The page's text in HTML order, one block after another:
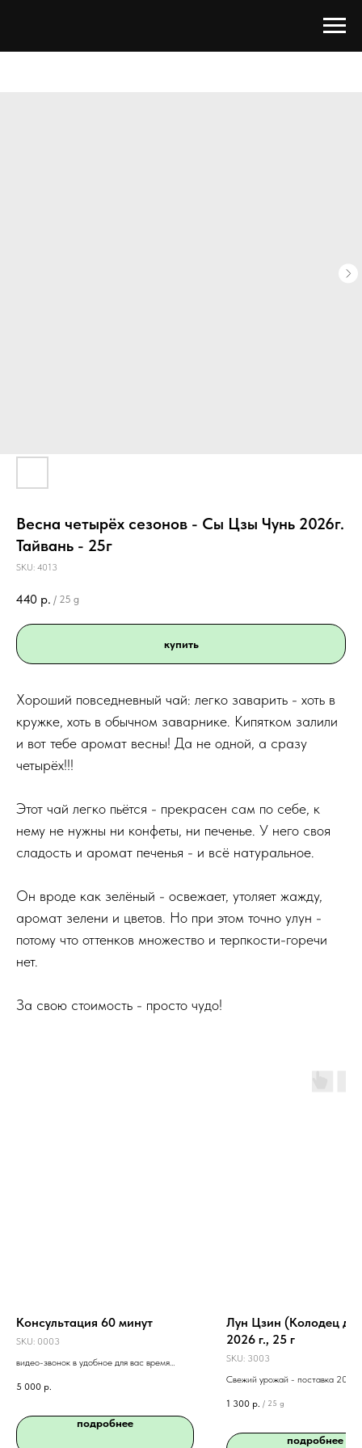
Весна четырёх сезонов - Сы Цзы Чунь 2026г.
Тайвань - 25г
SKU: 4013
440 р. / 25 g
купить
Хороший повседневный чай: легко заварить - хоть в
кружке, хоть в обычном заварнике. Кипятком залили
и вот тебе аромат весны! Да не одной, а сразу
четырёх!!!
Этот чай легко пьётся - прекрасен сам по себе, к
нему не нужны ни конфеты, ни печенье. У него своя
сладость и аромат печенья - и всё натуральное.
Он вроде как зелёный - освежает, утоляет жажду,
аромат зелени и цветов. Но при этом точно улун -
потому что оттенков множество и терпкости-горечи
нет.
За свою стоимость - просто чудо!
Консультация 60 минут
SKU: 0003
видео-звонок в удобное для вас время
покупки
5 000 р.
подробнее
Лун Цзин (Колодец
2026 г., 25 г
SKU: 3003
Свежий урожай - поставка 2026
1 300 р. / 25 g
подробнее